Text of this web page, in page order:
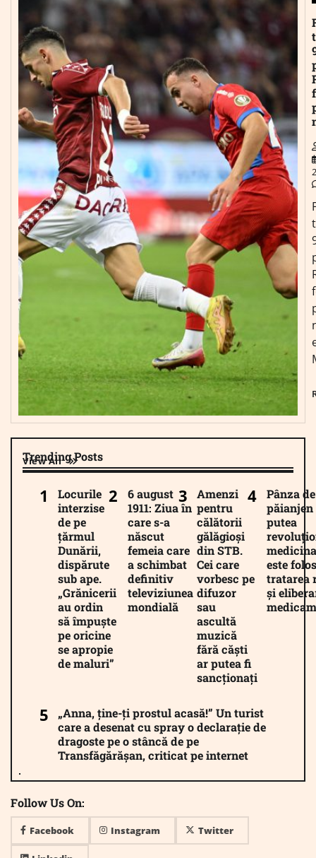
Trending Posts
View All
Locurile
interzise
de pe
țărmul
Dunării,
dispărute
sub ape.
„Grănicerii
au ordin
să împuște
pe oricine
se apropie
de maluri”
6 august
1911: Ziua în
care s-a
născut
femeia care
a schimbat
definitiv
televiziunea
mondială
Amenzi
pentru
călătorii
gălăgioși
din STB.
Cei care
vorbesc pe
difuzor
sau
ascultă
muzică
fără căști
ar putea fi
sancționați
Pânza de
păianjen
putea
este
tratarea
și
„Anna, ține-ți prostul acasă!” Un turist
care a desenat cu spray o declarație de
dragoste pe o stâncă de pe
Transfăgărășan, criticat pe internet
Follow Us On:
Facebook Instagram Twitter